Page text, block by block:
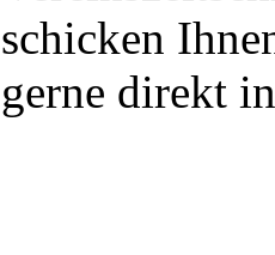
schicken
gerne direkt